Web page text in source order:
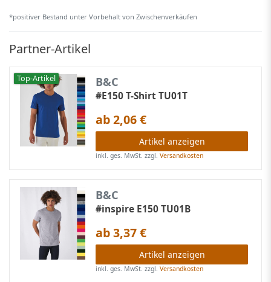
*positiver Bestand unter Vorbehalt von Zwischenverkäufen
Partner-Artikel
Top-Artikel B&C
#E150 T-Shirt TU01T
ab 2,06 €
Artikel anzeigen
inkl. ges. MwSt. zzgl.Versandkosten
B&C
#inspire E150 TU01B
ab 3,37 €
Artikel anzeigen
inkl. ges. MwSt. zzgl.Versandkosten